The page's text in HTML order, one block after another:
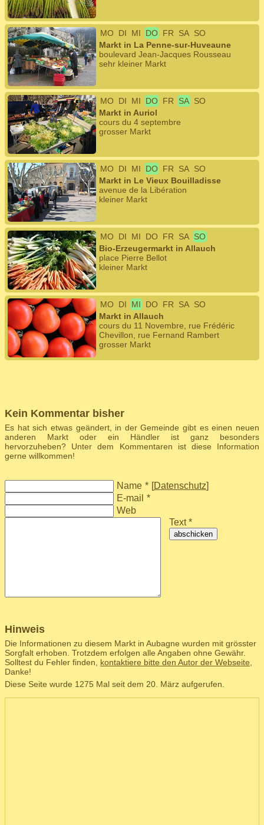
MO DI MI DO FR SA SO
Markt in La Penne-sur-Huveaune
boulevard Jean-Jacques Rousseau
sehr kleiner Markt
MO DI MI DO FR SA SO
Markt in Auriol
cours du 4 septembre
grosser Markt
MO DI MI DO FR SA SO
Markt in Le Vieux Bouilladisse
avenue de la Libération
kleiner Markt
MO DI MI DO FR SA SO
Bio-Erzeugermarkt in Allauch
place Pierre Bellot
kleiner Markt
MO DI MI DO FR SA SO
Markt in Allauch
cours du 11 Novembre, rue Frédéric
Chevillon, rue Fernand Rambert
grosser Markt
Kein Kommentar bisher
Es hat sich etwas geändert, in der Gemeinde gibt es einen neuen
anderen Markt oder ein Händler ist ganz besonders
hervorzuheben? Unter dem Kommentaren ist diese Information
gerne willkommen!
Name * [Datenschutz]
E-mail *
Web
Text *
abschicken
Hinweis
Die Informationen zu diesem Markt in Aubagne wurden mit grösster
Sorgfalt erhoben. Trotzdem erfolgen alle Angaben ohne Gewähr.
Solltest du Fehler finden, kontaktiere bitte den Autor der Webseite
Danke!
Diese Seite wurde 1275 Mal seit dem 20. März aufgerufen.